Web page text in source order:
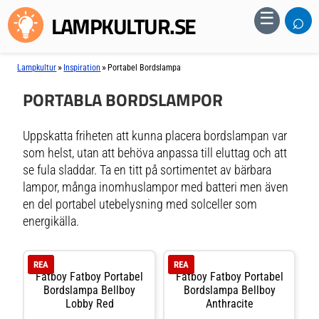
LAMPKULTUR.SE ☰ ⌕
Lampkultur » Inspiration » Portabel Bordslampa
PORTABLA BORDSLAMPOR
Uppskatta friheten att kunna placera bordslampan var
som helst, utan att behöva anpassa till eluttag och att
se fula sladdar. Ta en titt på sortimentet av bärbara
lampor, många inomhuslampor med batteri men även
en del portabel utebelysning med solceller som
energikälla.
Fatboy Fatboy Portabel
Bordslampa Bellboy
Lobby Red
REA
Fatboy Fatboy Portabel
Bordslampa Bellboy
Anthracite
REA